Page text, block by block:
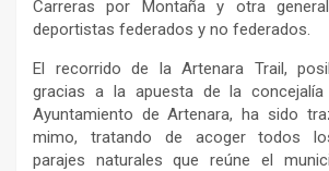
Carreras por Montaña y otra
deportistas federados y no federados.
El recorrido de la Artenara Trail,
gracias a la apuesta de la
Ayuntamiento de Artenara, ha sido
mimo, tratando de acoger todos
parajes naturales que reúne el